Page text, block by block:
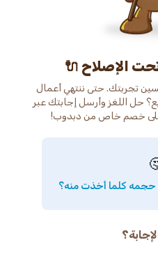
الإصلاح 🔌
تجربتك. حتى ننتهي أعمال
حل اللغز وأرسل إجابتك عبر
على خصم خاص من دبدوب!
حجمه كلما أخذت منه؟